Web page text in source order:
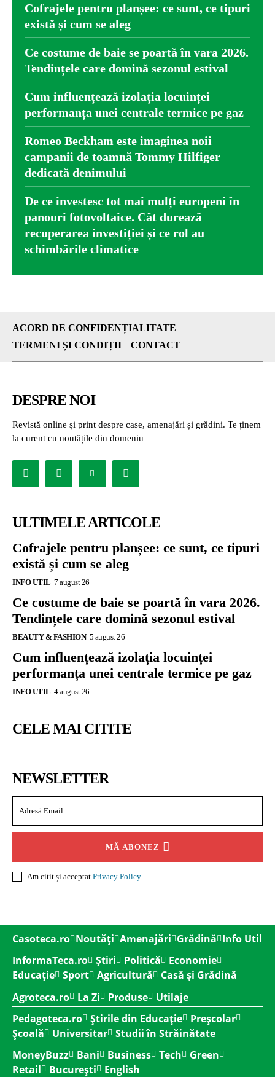
Cofrajele pentru planșee: ce sunt, ce tipuri
există și cum se aleg
Ce costume de baie se poartă în vara 2026.
Tendințele care domină sezonul estival
Cum influențează izolația locuinței
performanța unei centrale termice pe gaz
Romeo Beckham este imaginea noii
campanii de toamnă Tommy Hilfiger
dedicată denimului
De ce investesc tot mai mulți europeni în
panouri fotovoltaice. Cât durează
recuperarea investiției și ce rol au
schimbările climatice
ACORD DE CONFIDENȚIALITATE
TERMENI ȘI CONDIȚII
CONTACT
DESPRE NOI
Revistă online și print despre case, amenajări și grădini. Te ținem
la curent cu noutățile din domeniu
ULTIMELE ARTICOLE
Cofrajele pentru planșee: ce sunt, ce tipuri
există și cum se aleg
INFO UTIL 7 august 26
Ce costume de baie se poartă în vara 2026.
Tendințele care domină sezonul estival
BEAUTY & FASHION 5 august 26
Cum influențează izolația locuinței
performanța unei centrale termice pe gaz
INFO UTIL 4 august 26
CELE MAI CITITE
NEWSLETTER
MĂ ABONEZ
Am citit și acceptat Privacy Policy.
Casoteca.ro Noutăți Amenajări Grădină Info Util
InformaTeca.ro Știri Politică
Economie
Educație Sport Agricultură
Casă și Grădină
Agroteca.ro
La Zi Produse
Utilaje
Pedagoteca.ro Știrile din Educație
Preșcolar
Școală
Universitar Studii în Străinătate
MoneyBuzz
Bani Business Tech
Green
Retail
București English